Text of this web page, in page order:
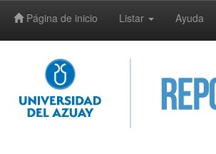
Página de inicio Listar Ayuda